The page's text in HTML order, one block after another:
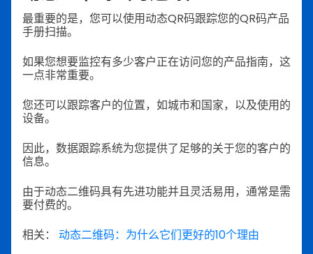
最重要的是，您可以使用动态QR码跟踪您的QR码产品
手册扫描。
如果您想要监控有多少客户正在访问您的产品指南，这
一点非常重要。
您还可以跟踪客户的位置，如城市和国家，以及使用的
设备。
因此，数据跟踪系统为您提供了足够的关于您的客户的
信息。
由于动态二维码具有先进功能并且灵活易用，通常是需
要付费的。
相关： 动态二维码：为什么它们更好的10个理由